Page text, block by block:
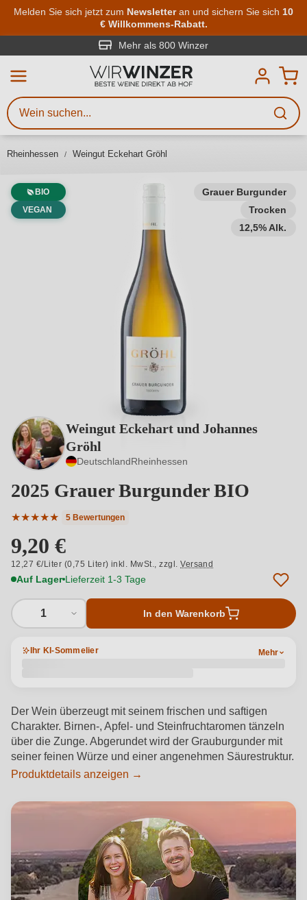
Zum Hauptinhalt springen
Melden Sie sich jetzt zum Newsletteran und sichern Sie sich 10
€ Willkommens-Rabatt.
Mehr als 800 Winzer
Rheinhessen Weingut Eckehart Gröhl
Grauer Burgunder
Trocken
12,5% Alk.
BIO
VEGAN
Weingut Eckehart und Johannes
Gröhl
DeutschlandRheinhessen
2025 Grauer Burgunder BIO
★★★★★
Durchschnittliche Bewertung von 5 von 5 Sternen
5 Bewertungen
9,20 €
12,27 €/Liter (0,75 Liter) inkl. MwSt.,zzgl.Versand
Auf Lager Lieferzeit 1-3 Tage
1 In den Warenkorb
Ihr KI-Sommelier Mehr
Der Wein überzeugt mit seinem frischen und saftigen
Charakter. Birnen-, Apfel- und Steinfruchtaromen tänzeln
über die Zunge. Abgerundet wird der Grauburgunder mit
seiner feinen Würze und einer angenehmen Säurestruktur.
Produktdetails anzeigen →
Weinsuche
Mindestens 3 Zeichen eingeben
Beschreiben Sie, welchen Wein
Sie suchen – ob nach Geschmack,
Region, Winzer oder anderen